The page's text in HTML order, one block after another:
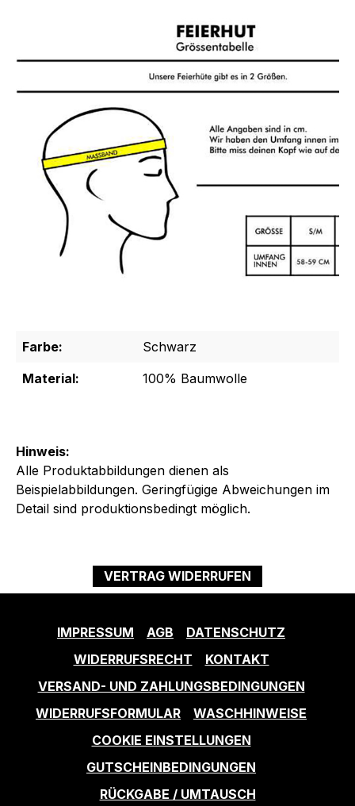
Hinweis:
Alle Produktabbildungen dienen als
Beispielabbildungen. Geringfügige Abweichungen im
Detail sind produktionsbedingt möglich.
Farbe:
Schwarz
Material:
100% Baumwolle
VERTRAG WIDERRUFEN
IMPRESSUM AGB
DATENSCHUTZ
WIDERRUFSRECHT
KONTAKT
VERSAND- UND ZAHLUNGSBEDINGUNGEN
WIDERRUFSFORMULAR
WASCHHINWEISE
COOKIE EINSTELLUNGEN
GUTSCHEINBEDINGUNGEN
RÜCKGABE / UMTAUSCH